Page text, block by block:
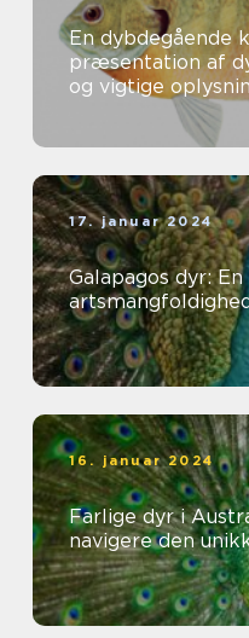
En dybdegående
præsentation af
og vigtige
dyreelskere
17. januar 2024
Galapagos dyr: En
16. januar 2024
Farlige dyr i
navigere den